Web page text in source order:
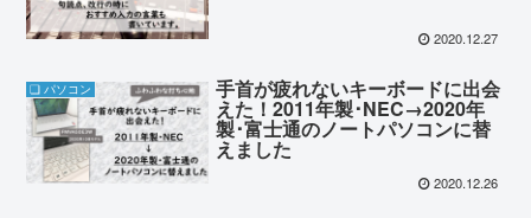
2020.12.27
❏ パソコン 手首が疲れないキーボードに出会
えた！2011年製･NEC→2020年
製･富士通のノートパソコンに替
えました
2020.12.26